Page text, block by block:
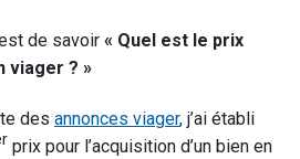
de savoir « Quel est le prix
viager ? »
des annonces viager, j’ai établi
prix pour l’acquisition d’un bien en